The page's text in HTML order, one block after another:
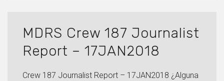
MDRS Crew 187 Journalist
Report – 17JAN2018
Crew 187 Journalist Report – 17JAN2018 ¿Alguna